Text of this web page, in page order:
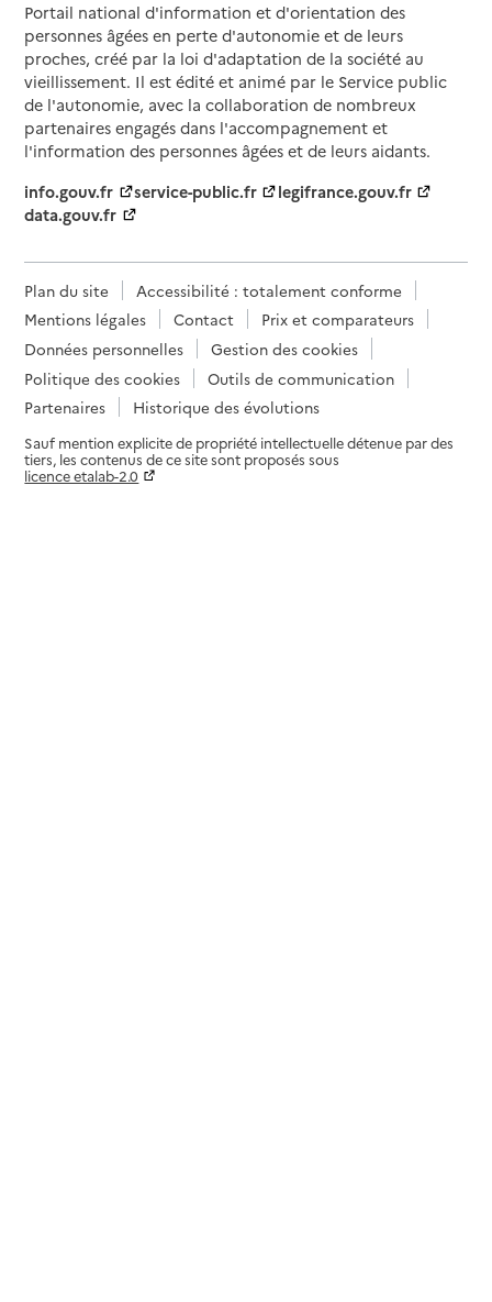
Portail national d'information et d'orientation des
personnes âgées en perte d'autonomie et de leurs
proches, créé par la loi d'adaptation de la société au
vieillissement. Il est édité et animé par le Service public
de l'autonomie, avec la collaboration de nombreux
partenaires engagés dans l'accompagnement et
l'information des personnes âgées et de leurs aidants.
info.gouv.fr
service-public.fr
legifrance.gouv.fr
data.gouv.fr
Plan du site
Accessibilité : totalement conforme
Mentions légales
Contact
Prix et comparateurs
Données personnelles
Gestion des cookies
Politique des cookies
Outils de communication
Partenaires
Historique des évolutions
Sauf mention explicite de propriété intellectuelle détenue par des
tiers, les contenus de ce site sont proposés sous
licence etalab-2.0